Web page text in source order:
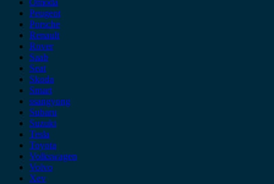
Peugeot
Porsche
Renault
Rover
Saab
Seat
Skoda
Smart
ssangyong
Subaru
Suzuki
Tesla
Toyota
Volkswagen
Volvo
Xev